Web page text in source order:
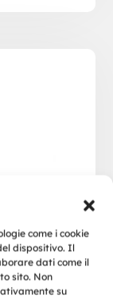
come i cookie
dispositivo. Il
dati come il
sito. Non
su